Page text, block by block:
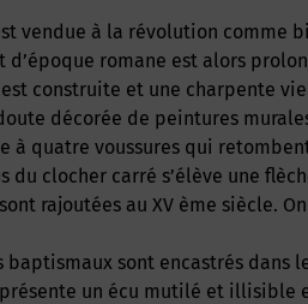
d’époque romane est alors
construite et une charpente
décorée de peintures
à quatre voussures qui
du clocher carré s’élève une
rajoutées au XV ème siècle.
baptismaux sont encastrés dans
un écu mutilé et illisible